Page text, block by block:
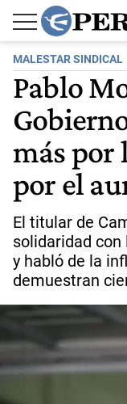
MALESTAR SINDICAL
Pablo
más por
por el
El titular de
solidaridad
y habló de la
demuestran